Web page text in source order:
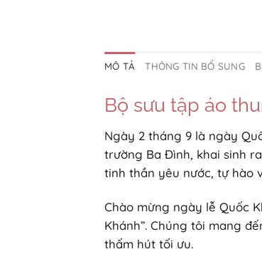
MÔ TẢ THÔNG TIN BỔ SUNG
Bộ sưu tập áo
Ngày 2 tháng 9 là ngày
trường Ba Đình, khai sinh
tinh thần yêu nước, tự hào
Chào mừng ngày lễ Quốc
Khánh”. Chúng tôi mang
thấm hút tối ưu.